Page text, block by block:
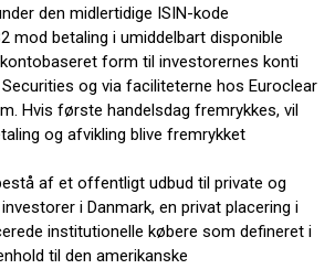
den midlertidige ISIN-kode
mod betaling i umiddelbart disponible
kontobaseret form til investorernes konti
og via faciliteterne hos Euroclear
Hvis første handelsdag fremrykkes, vil
og afvikling blive fremrykket
af et offentligt udbud til private og
i Danmark, en privat placering i
institutionelle købere som defineret i
til den amerikanske